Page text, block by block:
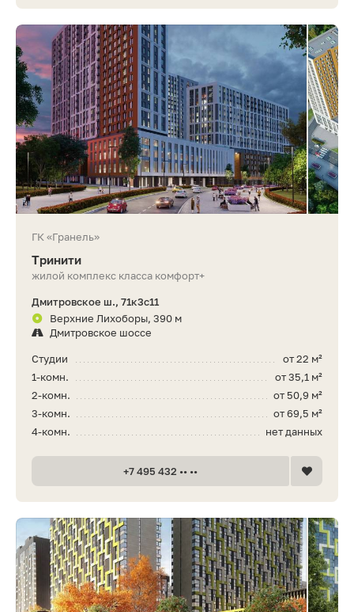
ГК «Гранель»
Тринити
жилой комплекс класса комфорт+
Дмитровское ш., 71к3с11
Верхние Лихоборы, 390 м
Дмитровское шоссе
от 22 м²
Студии
от 35,1 м²
1-комн.
от 50,9 м²
2-комн.
от 69,5 м²
3-комн.
нет данных
4-комн.
+7 495 432 •• ••